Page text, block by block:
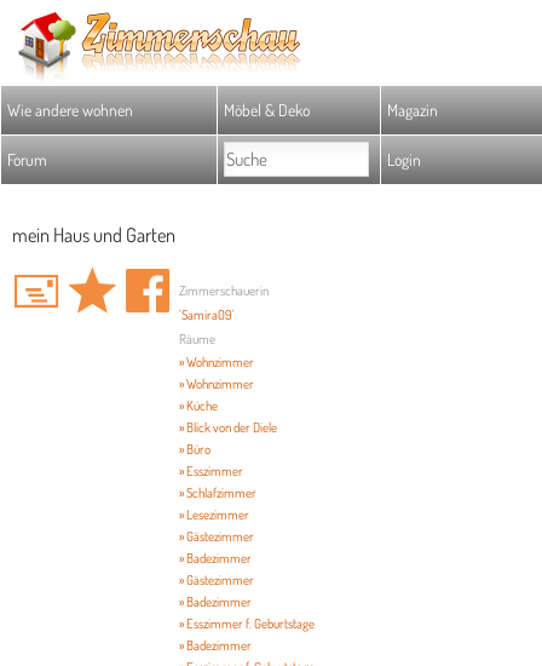
Wie andere wohnen Möbel & Deko Magazin
Forum Login
mein Haus und Garten
Zimmerschauerin
'Samira09'
Räume
» Wohnzimmer
» Wohnzimmer
» Küche
» Blick von der Diele
» Büro
» Esszimmer
» Schlafzimmer
» Lesezimmer
» Gästezimmer
» Badezimmer
» Gästezimmer
» Badezimmer
» Esszimmer f. Geburtstage
» Badezimmer